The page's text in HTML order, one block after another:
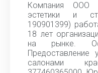
Компания ООО
эстетики и
190901399)
18 лет
на рынке.
Предоставление
салонами